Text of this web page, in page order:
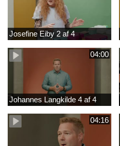
Josefine Eiby 2 af 4
04:00
Johannes Langkilde 4 af 4
04:16